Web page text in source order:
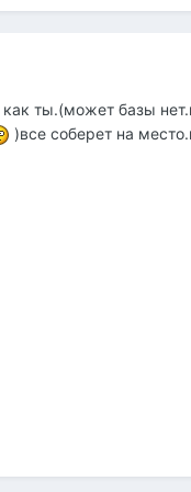
ты.(может базы
)все соберет на